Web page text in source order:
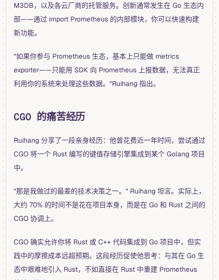
M3DB，以及各云厂商的托管服务。创新通常发生在 Go 生态内
部——通过 import Prometheus 的内部模块，你可以快速构建
新功能。
"如果你参与 Prometheus 生态，基本上只能做 metrics
exporter——只能用 SDK 向 Prometheus 上报数据，无法真正
利用你的系统来处理这些数据。"Ruihang 指出。
CGO 的痛苦经历
Ruihang 分享了一段亲身经历：他曾花费近一年时间，尝试通过
CGO 将一个 Rust 编写的键值存储引擎集成到某个 Golang 项目
中。
"那是我做过的最差的技术决策之一。" Ruihang 坦言。实际上，
大约 70% 的时间不是花在项目本身，而是在 Go 和 Rust 之间的
CGO 协调上。
CGO 确实允许你将 Rust 或 C++ 代码集成到 Go 项目中，但实
践中的摩擦成本远超预期。这段经历促使他思考：与其在 Go 生
态中艰难地引入 Rust，不如直接在 Rust 中重建 Prometheus